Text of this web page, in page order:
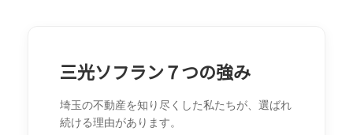
三光ソフラン７つの強み
埼玉の不動産を知り尽くした私たちが、選ばれ
続ける理由があります。